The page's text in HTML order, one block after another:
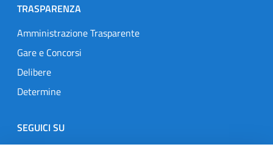
TRASPARENZA
Amministrazione Trasparente
Gare e Concorsi
Delibere
Determine
SEGUICI SU
Designers Italia
TwitterInstagramYoutubeLinkedin